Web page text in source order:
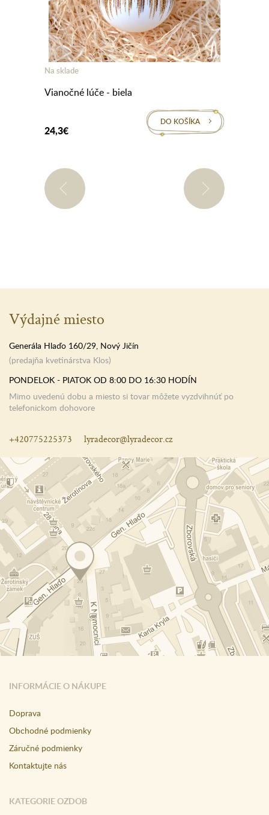
Na sklade
Vianočné lúče - biela
24,3€
DO KOŠÍKA
INFORMÁCIE O NÁKUPE
Doprava
Obchodné podmienky
Záručné podmienky
Kontaktujte nás
KATEGORIE OZDOB
Výdajné miesto
Generála Hlaďo 160/29, Nový Jičín
(predajňa kvetinárstva Klos)
PONDELOK - PIATOK OD 8:00 DO 16:30 HODÍN
Mimo uvedenú dobu a miesto si tovar môžete vyzdvihnúť po
telefonickom dohovore
+420775225373 lyradecor@lyradecor.cz